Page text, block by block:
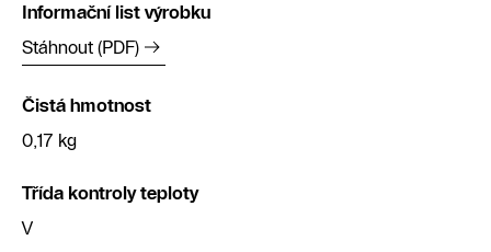
Informační list výrobku
Stáhnout (PDF)
Čistá hmotnost
0,17 kg
Třída kontroly teploty
V